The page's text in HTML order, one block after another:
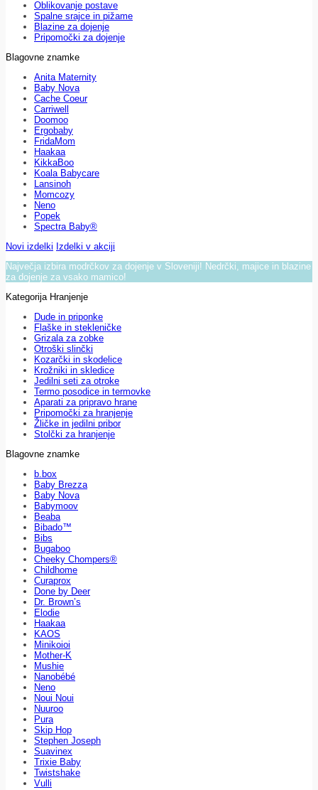
Oblikovanje postave
Spalne srajce in pižame
Blazine za dojenje
Pripomočki za dojenje
Blagovne znamke
Anita Maternity
Baby Nova
Cache Coeur
Carriwell
Doomoo
Ergobaby
FridaMom
Haakaa
KikkaBoo
Koala Babycare
Lansinoh
Momcozy
Neno
Popek
Spectra Baby®
Novi izdelki Izdelki v akciji
Največja izbira modrčkov za dojenje v Sloveniji! Nedrčki, majice in blazine
za dojenje za vsako mamico!
Kategorija Hranjenje
Dude in priponke
Flaške in stekleničke
Grizala za zobke
Otroški slinčki
Kozarčki in skodelice
Krožniki in skledice
Jedilni seti za otroke
Termo posodice in termovke
Aparati za pripravo hrane
Pripomočki za hranjenje
Žličke in jedilni pribor
Stolčki za hranjenje
Blagovne znamke
b.box
Baby Brezza
Baby Nova
Babymoov
Beaba
Bibado™
Bibs
Bugaboo
Cheeky Chompers®
Childhome
Curaprox
Done by Deer
Dr. Brown’s
Elodie
Haakaa
KAOS
Minikoioi
Mother-K
Mushie
Nanobébé
Neno
Noui Noui
Nuuroo
Pura
Skip Hop
Stephen Joseph
Suavinex
Trixie Baby
Twistshake
Vulli